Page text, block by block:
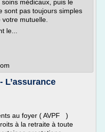
médicaux, puis le
sont pas toujours simples
mutuelle.
le...
L’assurance
au foyer ( AVPF )
à la retraite à toute